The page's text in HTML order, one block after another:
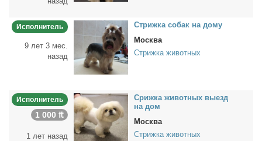
Исполнитель
9 лет 3 мес.
назад
Стриж­ка со­бак на до­му
Москва
Стрижка животных
Исполнитель
1 000 ₶
1 лет назад
Сриж­ка жи­вот­ных вы­езд
на дом
Москва
Стрижка животных